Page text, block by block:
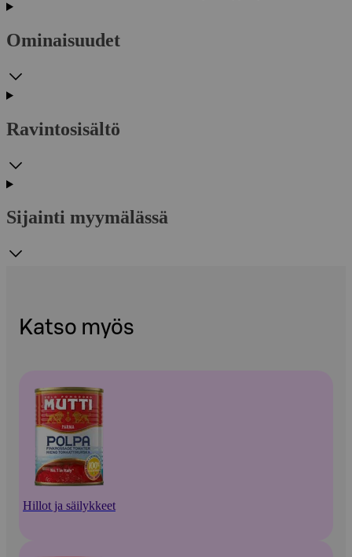
Ominaisuudet
Ravintosisältö
Sijainti myymälässä
Katso myös
Hillot ja säilykkeet